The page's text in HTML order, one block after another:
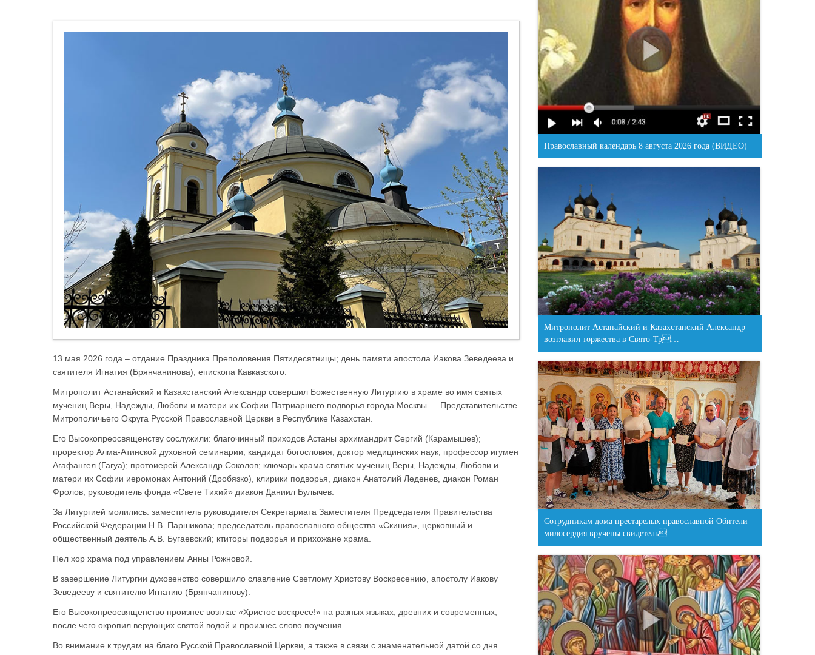
13 мая 2026 года – отдание Праздника Преполовения Пятидесятницы; день памяти апостола Иакова Зеведеева и
святителя Игнатия (Брянчанинова), епископа Кавказского.
Митрополит Астанайский и Казахстанский Александр совершил Божественную Литургию в храме во имя святых
мучениц Веры, Надежды, Любови и матери их Софии Патриаршего подворья города Москвы — Представительстве
Митрополичьего Округа Русской Православной Церкви в Республике Казахстан.
Его Высокопреосвященству сослужили: благочинный приходов Астаны архимандрит Сергий (Карамышев);
проректор Алма-Атинской духовной семинарии, кандидат богословия, доктор медицинских наук, профессор игумен
Агафангел (Гагуа); протоиерей Александр Соколов; ключарь храма святых мучениц Веры, Надежды, Любови и
матери их Софии иеромонах Антоний (Дробязко), клирики подворья, диакон Анатолий Леденев, диакон Роман
Фролов, руководитель фонда «Свете Тихий» диакон Даниил Булычев.
За Литургией молились: заместитель руководителя Секретариата Заместителя Председателя Правительства
Российской Федерации Н.В. Паршикова; председатель православного общества «Скиния», церковный и
общественный деятель А.В. Бугаевский; ктиторы подворья и прихожане храма.
Пел хор храма под управлением Анны Рожновой.
В завершение Литургии духовенство совершило славление Светлому Христову Воскресению, апостолу Иакову
Зеведееву и святителю Игнатию (Брянчанинову).
Его Высокопреосвященство произнес возглас «Христос воскресе!» на разных языках, древних и современных,
после чего окропил верующих святой водой и произнес слово поучения.
Во внимание к трудам на благо Русской Православной Церкви, а также в связи с знаменательной датой со дня
Православный календарь 8 августа 2026 года (ВИДЕО)
Митрополит Астанайский и Казахстанский Александр
возглавил торжества в Свято-Тр…
Сотрудникам дома престарелых православной Обители
милосердия вручены свидетель…